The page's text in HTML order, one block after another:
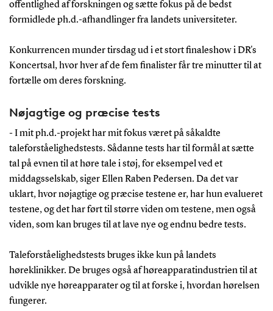
offentlighed af forskningen og sætte fokus på de bedst
formidlede ph.d.-afhandlinger fra landets universiteter.
Konkurrencen munder tirsdag ud i et stort finaleshow i DR's
Koncertsal, hvor hver af de fem finalister får tre minutter til at
fortælle om deres forskning.
Nøjagtige og præcise tests
- I mit ph.d.-projekt har mit fokus været på såkaldte
taleforståelighedstests. Sådanne tests har til formål at sætte
tal på evnen til at høre tale i støj, for eksempel ved et
middagsselskab, siger Ellen Raben Pedersen. Da det var
uklart, hvor nøjagtige og præcise testene er, har hun evalueret
testene, og det har ført til større viden om testene, men også
viden, som kan bruges til at lave nye og endnu bedre tests.
Taleforståelighedstests bruges ikke kun på landets
høreklinikker. De bruges også af høreapparatindustrien til at
udvikle nye høreapparater og til at forske i, hvordan hørelsen
fungerer.